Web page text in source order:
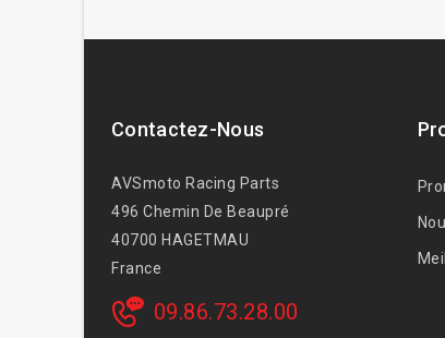
Contactez-Nous
AVSmoto Racing Parts
496 Chemin De Beaupré
40700 HAGETMAU
France
09.86.73.28.00